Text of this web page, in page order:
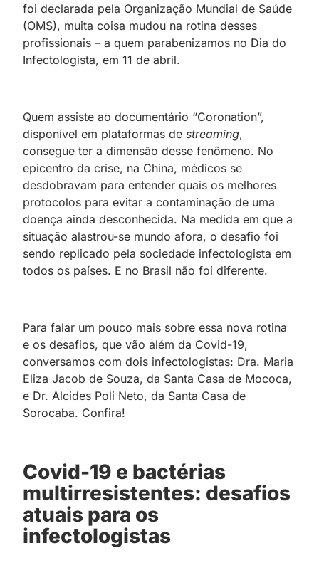
foi declarada pela Organização Mundial de Saúde
(OMS), muita coisa mudou na rotina desses
profissionais – a quem parabenizamos no Dia do
Infectologista, em 11 de abril.
Quem assiste ao documentário “Coronation”,
disponível em plataformas de streaming,
consegue ter a dimensão desse fenômeno. No
epicentro da crise, na China, médicos se
desdobravam para entender quais os melhores
protocolos para evitar a contaminação de uma
doença ainda desconhecida. Na medida em que a
situação alastrou-se mundo afora, o desafio foi
sendo replicado pela sociedade infectologista em
todos os países. E no Brasil não foi diferente.
Para falar um pouco mais sobre essa nova rotina
e os desafios, que vão além da Covid-19,
conversamos com dois infectologistas: Dra. Maria
Eliza Jacob de Souza, da Santa Casa de Mococa,
e Dr. Alcides Poli Neto, da Santa Casa de
Sorocaba. Confira!
Covid-19 e bactérias
multirresistentes: desafios
atuais para os
infectologistas